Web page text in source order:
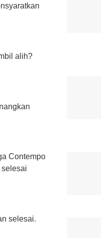
alih?
Contempo
selesai.